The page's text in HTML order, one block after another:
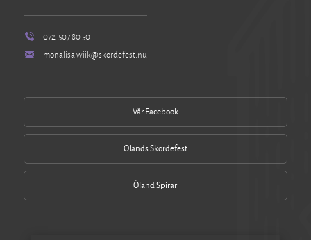
072-507 80 50
monalisa.wiik@skordefest.nu
Vår Facebook
Ölands Skördefest
Öland Spirar